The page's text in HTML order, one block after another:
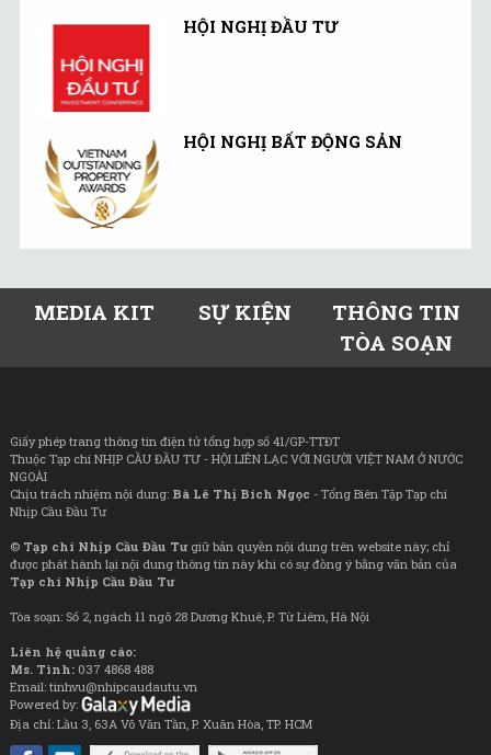
HỘI NGHỊ ĐẦU TƯ
HỘI NGHỊ BẤT ĐỘNG SẢN
MEDIA KIT SỰ KIỆN
THÔNG TIN
TÒA SOẠN
Giấy phép trang thông tin điện tử tổng hợp số 41/GP-TTĐT
Thuộc Tạp chí NHỊP CẦU ĐẦU TƯ - HỘI LIÊN LẠC VỚI NGƯỜI VIỆT NAM Ở NƯỚC
NGOÀI
Chịu trách nhiệm nội dung: Bà Lê Thị Bích Ngọc - Tổng Biên Tập Tạp chí
Nhịp Cầu Đầu Tư
© Tạp chí Nhịp Cầu Đầu Tưgiữ bản quyền nội dung trên website này; chỉ
được phát hành lại nội dung thông tin này khi có sự đồng ý bằng văn bản của
Tạp chí Nhịp Cầu Đầu Tư
Tòa soạn: Số 2, ngách 11 ngõ 28 Dương Khuê, P. Từ Liêm, Hà Nội
Liên hệ quảng cáo:
Ms. Tình: 037 4868 488
Email: tinhvu@nhipcaudautu.vn
Powered by:
Địa chỉ: Lầu 3, 63A Võ Văn Tần, P. Xuân Hòa, TP. HCM